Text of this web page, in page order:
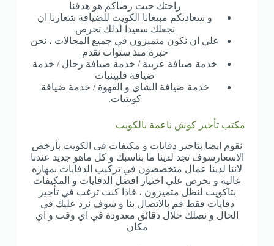
راحتك حيت رضاكم هو هدفنا
و سعادتكم مبتغانا الكويت للضيافة شعارنا ان
نجعلك سعيدا لذلك نحرص
علي ان نكون متميزون في جميع المجالات ، نحن
خبرة منذ ستوات نقدم
خدمة ضيافة عربية / خدمة ضيافة رجال / خدمة
ضيافة فلبينيات
خدمة ضيافة الشاي و القهوة / خدمة ضيافة
كويتيات.
مكتب تأجير كوش ناعمة بالكويت
نقوم ايضا بتاجير دفايات و مكيفات فى الكويت بأرخص
الاسعارسوف تجد لدينا ما بناسبك و كل ماهو جديد عندنا
لاننا لدينا عمال متخصصون في تركيب الدفايات بمهاره
عالية و نحرص علي اختيار افضل الدفايات و المكيفات
بتاكويت لنظل متميزون ، فاذا كنت ترغب في تأجير
دفايات فقط قم بالاتصال بنا و سوف نرد عليك في
الحال و نصلك خلال دقائق معدودة في اي وقت و اي
مكان